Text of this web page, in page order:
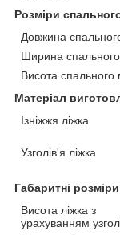
Розміри
Довжина
Ширина спального
Висота спального
Матеріал
Ізніжжя ліжка
Узголів'я ліжка
Габаритні
Висота ліжка з
урахуванням